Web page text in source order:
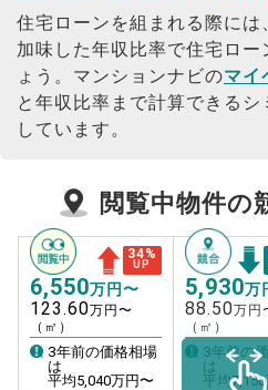
住宅ローンを組まれる際に
加味した年収比率で住宅ロ
ょう。 マンションナビのマイ
と年収比率まで計算できる
しています。
閲覧中物件の
34%
UP
6,550万円〜
123.60万円〜
（㎡）
3年前の価格相場
は
平均5,040万円〜
5,930万
88.50万円
（㎡）
3年前の
は
平均7,150